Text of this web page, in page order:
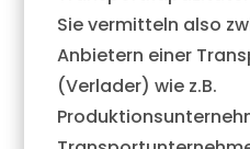
Sie vermitteln also
Anbietern einer
(Verlader) wie z.B.